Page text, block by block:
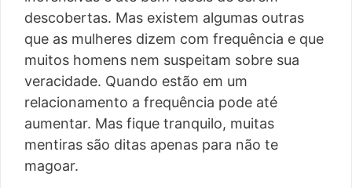
descobertas. Mas existem algumas outras
que as mulheres dizem com frequência e que
muitos homens nem suspeitam sobre sua
veracidade. Quando estão em um
relacionamento a frequência pode até
aumentar. Mas fique tranquilo, muitas
mentiras são ditas apenas para não te
magoar.